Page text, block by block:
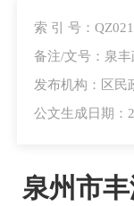
索 引 号：
备注/文号：泉
发布机构：区民
公文生成日期：
泉州市